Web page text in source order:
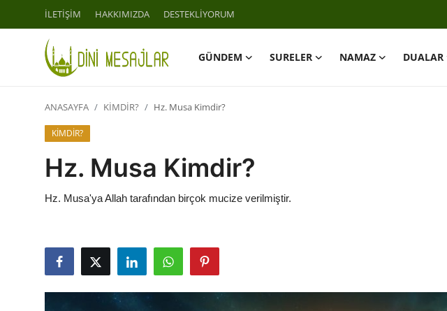
İLETİŞİM HAKKIMIZDA DESTEKLİYORUM
GÜNDEM SURELER NAMAZ DUALAR
Giriş
SURELER
NAMAZ
ANASAYFA KİMDİR? Hz. Musa Kimdir?
KİMDİR?
Hz. Musa Kimdir?
Hz. Musa'ya Allah tarafından birçok mucize verilmiştir.